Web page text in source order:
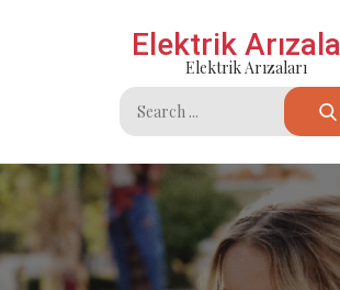
Elektrik
Elektrik Arızaları
Search
for: